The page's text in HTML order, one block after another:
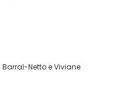
Netto e Viviane